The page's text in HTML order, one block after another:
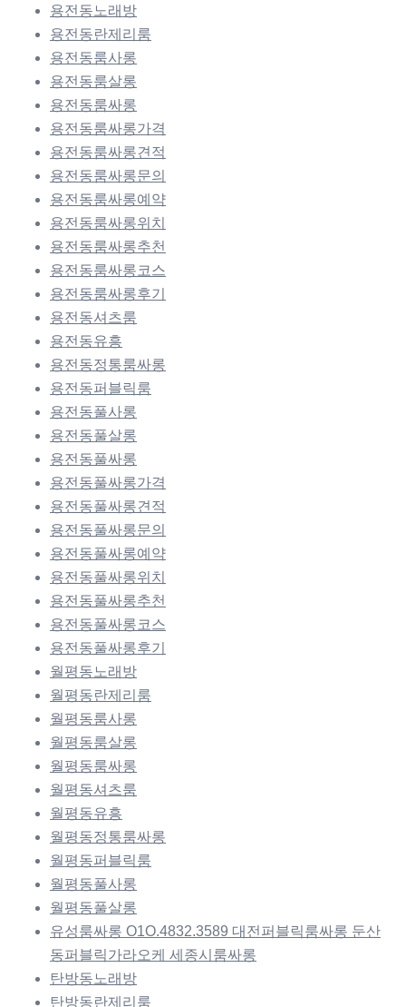
용전동노래방
용전동란제리룸
용전동룸사롱
용전동룸살롱
용전동룸싸롱
용전동룸싸롱가격
용전동룸싸롱견적
용전동룸싸롱문의
용전동룸싸롱예약
용전동룸싸롱위치
용전동룸싸롱추천
용전동룸싸롱코스
용전동룸싸롱후기
용전동셔츠룸
용전동유흥
용전동정통룸싸롱
용전동퍼블릭룸
용전동풀사롱
용전동풀살롱
용전동풀싸롱
용전동풀싸롱가격
용전동풀싸롱견적
용전동풀싸롱문의
용전동풀싸롱예약
용전동풀싸롱위치
용전동풀싸롱추천
용전동풀싸롱코스
용전동풀싸롱후기
월평동노래방
월평동란제리룸
월평동룸사롱
월평동룸살롱
월평동룸싸롱
월평동셔츠룸
월평동유흥
월평동정통룸싸롱
월평동퍼블릭룸
월평동풀사롱
월평동풀살롱
유성룸싸롱 O1O.4832.3589 대전퍼블릭룸싸롱 둔산
동퍼블릭가라오케 세종시룸싸롱
탄방동노래방
탄방동란제리룸